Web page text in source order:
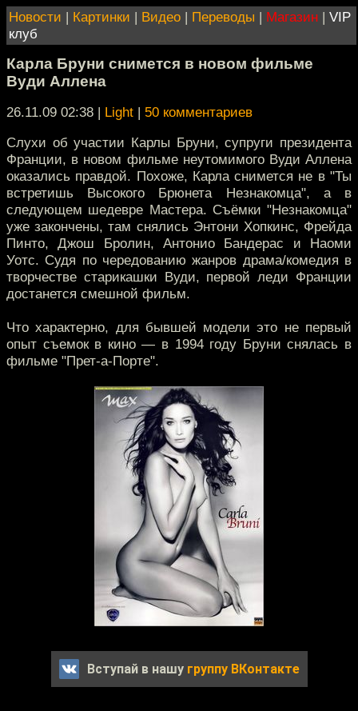
Новости | Картинки | Видео | Переводы | Магазин | VIP
клуб
Карла Бруни снимется в новом фильме
Вуди Аллена
26.11.09 02:38 | Light | 50 комментариев
Слухи об участии Карлы Бруни, супруги президента
Франции, в новом фильме неутомимого Вуди Аллена
оказались правдой. Похоже, Карла снимется не в "Ты
встретишь Высокого Брюнета Незнакомца", а в
следующем шедевре Мастера. Съёмки "Незнакомца"
уже закончены, там снялись Энтони Хопкинс, Фрейда
Пинто, Джош Бролин, Антонио Бандерас и Наоми
Уотс. Судя по чередованию жанров драма/комедия в
творчестве старикашки Вуди, первой леди Франции
достанется смешной фильм.
Что характерно, для бывшей модели это не первый
опыт съемок в кино — в 1994 году Бруни снялась в
фильме "Прет-а-Порте".
Вступай в нашу группу ВКонтакте